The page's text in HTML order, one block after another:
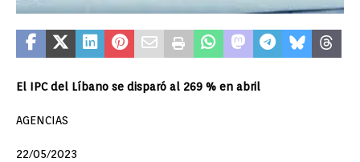
El IPC del Líbano se disparó al 269 % en abril
AGENCIAS
22/05/2023